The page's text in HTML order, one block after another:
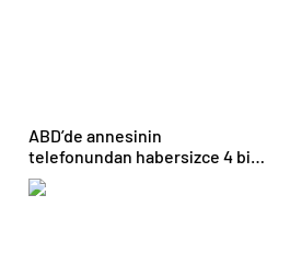
ABD’de annesinin
telefonundan habersizce 4 bin
dolarlık alışveriş yaptı